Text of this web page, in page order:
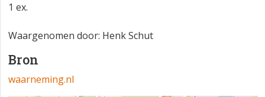
1 ex.
Waargenomen door: Henk Schut
Bron
waarneming.nl